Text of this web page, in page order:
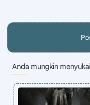
Anda mungkin